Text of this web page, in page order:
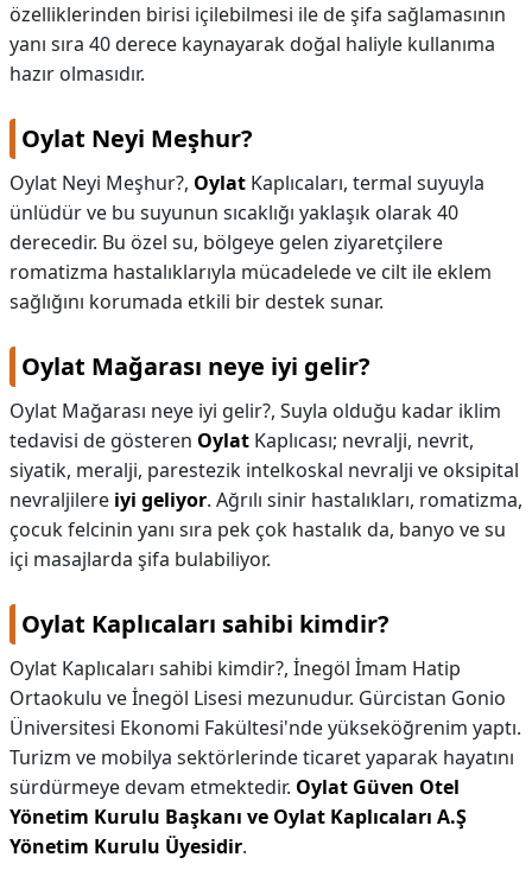
özelliklerinden birisi içilebilmesi ile de şifa sağlamasının
yanı sıra 40 derece kaynayarak doğal haliyle kullanıma
hazır olmasıdır.
Oylat Neyi Meşhur?
Oylat Neyi Meşhur?, Oylat Kaplıcaları, termal suyuyla
ünlüdür ve bu suyunun sıcaklığı yaklaşık olarak 40
derecedir. Bu özel su, bölgeye gelen ziyaretçilere
romatizma hastalıklarıyla mücadelede ve cilt ile eklem
sağlığını korumada etkili bir destek sunar.
Oylat Mağarası neye iyi gelir?
Oylat Mağarası neye iyi gelir?, Suyla olduğu kadar iklim
tedavisi de gösteren Oylat Kaplıcası; nevralji, nevrit,
siyatik, meralji, parestezik intelkoskal nevralji ve oksipital
nevraljilere iyi geliyor. Ağrılı sinir hastalıkları, romatizma,
çocuk felcinin yanı sıra pek çok hastalık da, banyo ve su
içi masajlarda şifa bulabiliyor.
Oylat Kaplıcaları sahibi kimdir?
Oylat Kaplıcaları sahibi kimdir?, İnegöl İmam Hatip
Ortaokulu ve İnegöl Lisesi mezunudur. Gürcistan Gonio
Üniversitesi Ekonomi Fakültesi'nde yükseköğrenim yaptı.
Turizm ve mobilya sektörlerinde ticaret yaparak hayatını
sürdürmeye devam etmektedir. Oylat Güven Otel
Yönetim Kurulu Başkanı ve Oylat Kaplıcaları A.Ş
Yönetim Kurulu Üyesidir.